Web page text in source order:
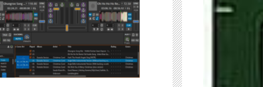
gratuitos
de
desinstalación
de
controladores